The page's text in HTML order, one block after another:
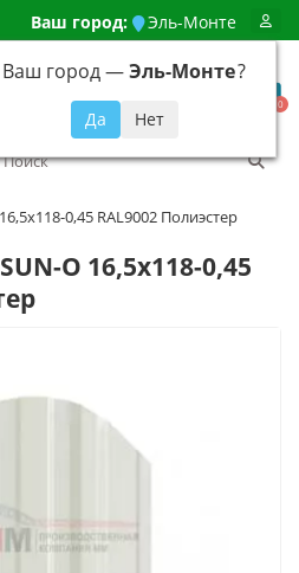
Ваш город: Эль-Монте
Ваш город —Эль-Монте?
92-94
0
0,45 RAL9002 Полиэстер
O 16,5х118-0,45